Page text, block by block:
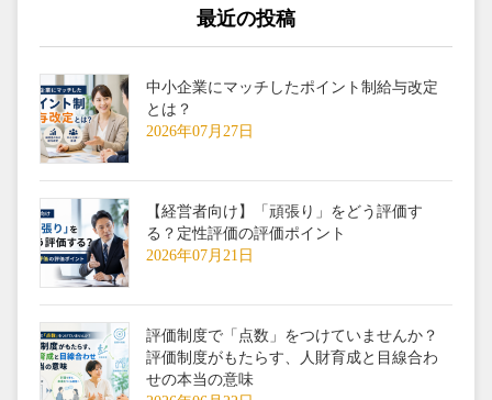
最近の投稿
中小企業にマッチしたポイント制給与改定
とは？
2026年07月27日
【経営者向け】「頑張り」をどう評価す
る？定性評価の評価ポイント
2026年07月21日
評価制度で「点数」をつけていませんか？
評価制度がもたらす、人財育成と目線合わ
せの本当の意味